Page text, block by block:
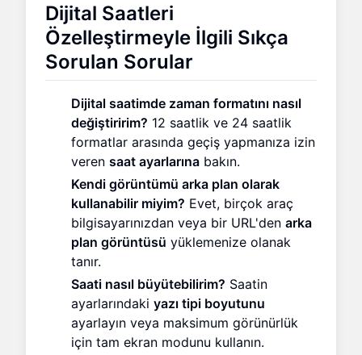
Dijital Saatleri
Özelleştirmeyle İlgili Sıkça
Sorulan Sorular
Dijital saatimde zaman formatını nasıl
değiştiririm? 12 saatlik ve 24 saatlik
formatlar arasında geçiş yapmanıza izin
veren saat ayarlarına bakın.
Kendi görüntümü arka plan olarak
kullanabilir miyim? Evet, birçok araç
bilgisayarınızdan veya bir URL'den arka
plan görüntüsü yüklemenize olanak
tanır.
Saati nasıl büyütebilirim? Saatin
ayarlarındaki yazı tipi boyutunu
ayarlayın veya maksimum görünürlük
için tam ekran modunu kullanın.